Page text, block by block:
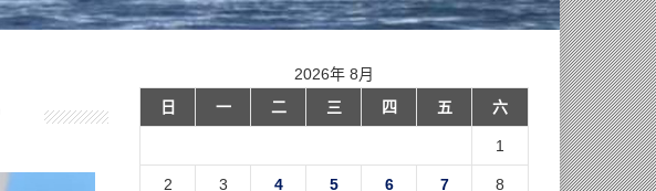
2026年 8月
日
一 二 三 四 五 六
1
2 3 4 5 6 7 8